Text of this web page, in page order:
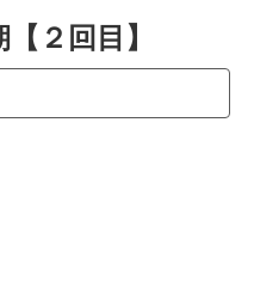
２回目】